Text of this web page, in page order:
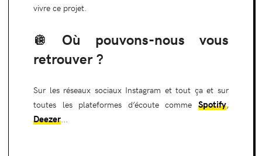
vivre ce projet.
🪩 Où pouvons-nous vous
retrouver ?
Sur les réseaux sociaux Instagram et tout ça et sur
toutes les plateformes d’écoute comme Spotify,
Deezer...